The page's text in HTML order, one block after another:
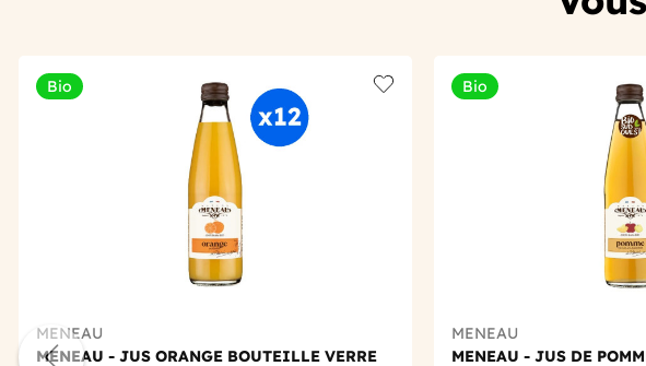
Bio
Add to wishlist
MENEAU
MENEAU - JUS ORANGE BOUTEILLE VERRE
Bio
MENEAU
MENEAU - JUS DE